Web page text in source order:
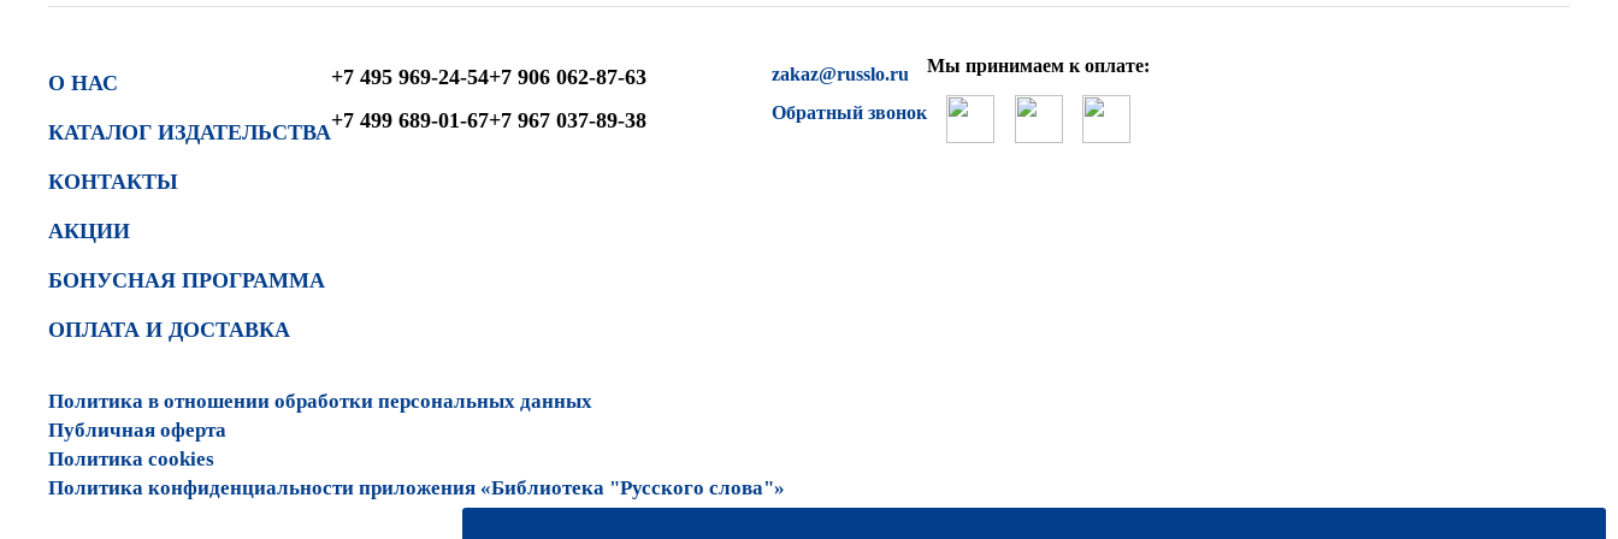
О НАС
КАТАЛОГ ИЗДАТЕЛЬСТВА
КОНТАКТЫ
АКЦИИ
БОНУСНАЯ ПРОГРАММА
ОПЛАТА И ДОСТАВКА
+7 495 969-24-54
+7 499 689-01-67
+7 906 062-87-63
+7 967 037-89-38
zakaz@russlo.ru
Обратный звонок
Мы принимаем к оплате:
Политика в отношении обработки персональных данных
Публичная оферта
Политика cookies
Политика конфиденциальности приложения «Библиотека "Русского слова"»